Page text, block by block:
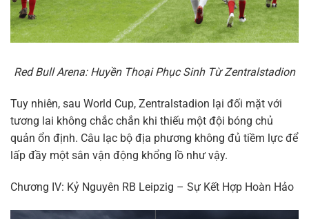
Red Bull Arena: Huyền Thoại Phục Sinh Từ Zentralstadion
Tuy nhiên, sau World Cup, Zentralstadion lại đối mặt với
tương lai không chắc chắn khi thiếu một đội bóng chủ
quản ổn định. Câu lạc bộ địa phương không đủ tiềm lực để
lấp đầy một sân vận động khổng lồ như vậy.
Chương IV: Kỷ Nguyên RB Leipzig – Sự Kết Hợp Hoàn Hảo